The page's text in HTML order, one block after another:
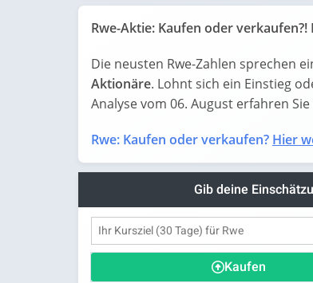
Rwe-Aktie: Kaufen oder
Die neusten Rwe-Zahlen sprechen
Aktionäre. Lohnt sich ein Einstieg
Analyse vom 06. August erfahren
Rwe: Kaufen oder verkaufen? Hier
Gib deine
Kaufen